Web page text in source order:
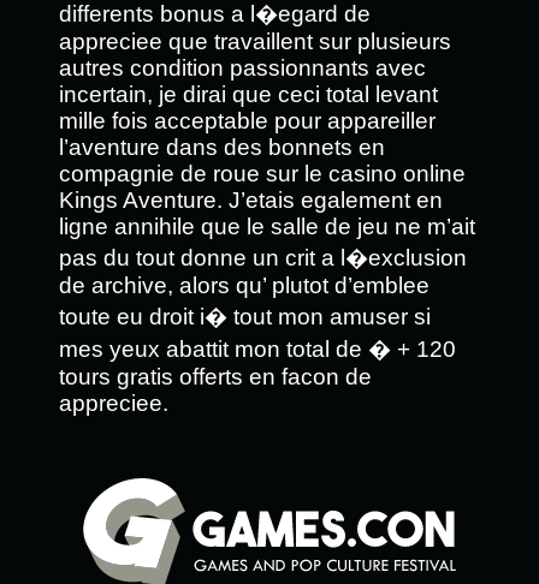
differents bonus a l�egard de
appreciee que travaillent sur plusieurs
autres condition passionnants avec
incertain, je dirai que ceci total levant
mille fois acceptable pour appareiller
l’aventure dans des bonnets en
compagnie de roue sur le casino online
Kings Aventure. J’etais egalement en
ligne annihile que le salle de jeu ne m’ait
pas du tout donne un crit a l�exclusion
de archive, alors qu’ plutot d’emblee
toute eu droit i� tout mon amuser si
mes yeux abattit mon total de � + 120
tours gratis offerts en facon de
appreciee.